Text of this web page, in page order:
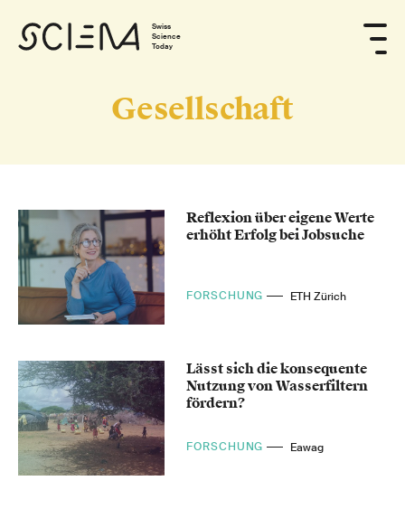
Swiss
Science
Today
Gesellschaft
Reflexion über eigene Werte
erhöht Erfolg bei Jobsuche
FORSCHUNG ETH Zürich
Lässt sich die konsequente
Nutzung von Wasserfiltern
fördern?
FORSCHUNG Eawag